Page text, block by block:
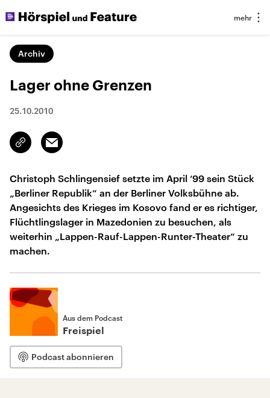
Archiv
Lager ohne Grenzen
25.10.2010
Link
kopieren/teilen
Email
Christoph Schlingensief setzte im April ‘99 sein Stück
„Berliner Republik“ an der Berliner Volksbühne ab.
Angesichts des Krieges im Kosovo fand er es richtiger,
Flüchtlingslager in Mazedonien zu besuchen, als
weiterhin „Lappen-Rauf-Lappen-Runter-Theater“ zu
machen.
Aus dem Podcast
Freispiel
Podcast abonnieren